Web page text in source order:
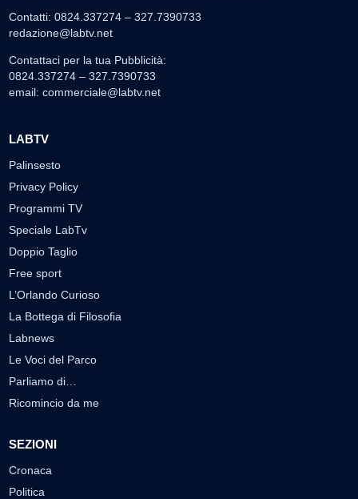
Contatti: 0824.337274 – 327.7390733
redazione@labtv.net
Contattaci per la tua Pubblicità:
0824.337274 – 327.7390733
email: commerciale@labtv.net
LABTV
Palinsesto
Privacy Policy
Programmi TV
Speciale LabTv
Doppio Taglio
Free sport
L’Orlando Curioso
La Bottega di Filosofia
Labnews
Le Voci del Parco
Parliamo di…
Ricomincio da me
SEZIONI
Cronaca
Politica